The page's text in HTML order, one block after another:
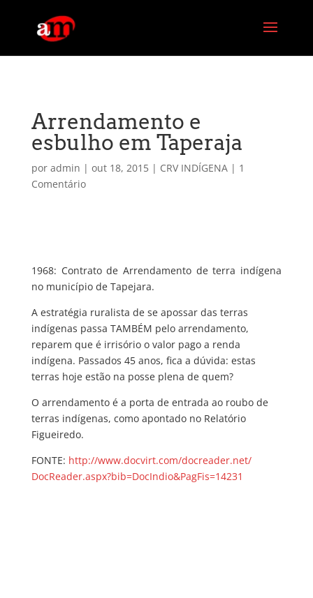
Arrendamento e
esbulho em Taperaja
por admin | out 18, 2015| CRV INDÍGENA| 1
Comentário
1968: Contrato de Arrendamento de terra indígena
no município de Tapejara.
A estratégia ruralista de se apossar das terras
indígenas passa TAMBÉM pelo arrendamento,
reparem que é irrisório o valor pago a renda
indígena. Passados 45 anos, fica a dúvida: estas
terras hoje estão na posse plena de quem?
O arrendamento é a porta de entrada ao roubo de
terras indígenas, como apontado no Relatório
Figueiredo.
FONTE: http://www.docvirt.com/docreader.net/
DocReader.aspx?bib=DocIndio&PagFis=14231